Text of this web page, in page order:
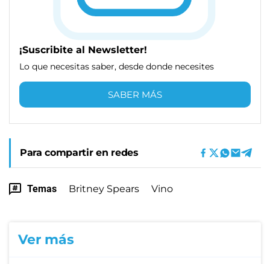
¡Suscribite al Newsletter!
Lo que necesitas saber, desde donde necesites
SABER MÁS
Para compartir en redes
Temas Britney Spears Vino
Ver más